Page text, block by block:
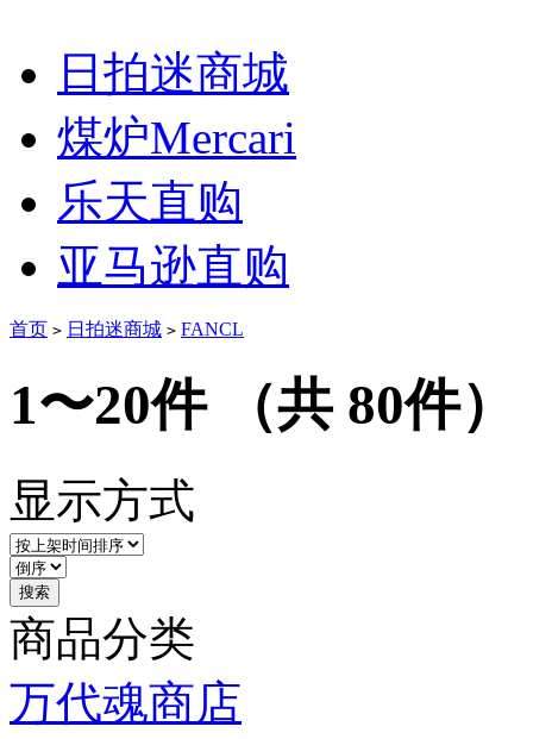
日拍迷商城
煤炉Mercari
乐天直购
亚马逊直购
首页 > 日拍迷商城 > FANCL
1〜20件（共 80件）
显示方式
商品分类
万代魂商店